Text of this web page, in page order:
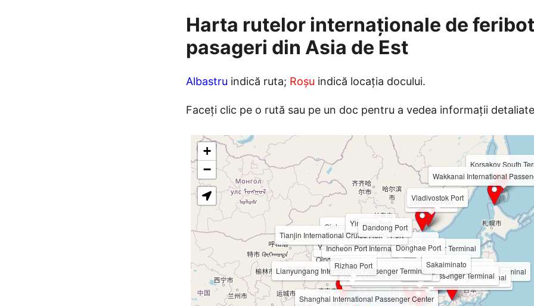
Harta rutelor internaționale de
pasageri din Asia de Est
Albastru indică ruta; Roșu indică locația docului.
Faceți clic pe o rută sau pe un doc pentru a vedea informații